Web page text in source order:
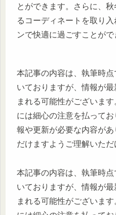
とができます。さらに、
るコーディネートを取り
ンで快適に過ごすことがで
本記事の内容は、執筆時
いておりますが、情報が
まれる可能性がございま
には細心の注意を払って
報や更新が必要な内容が
だけますようご理解いただ
本記事の内容は、執筆時
いておりますが、情報が
まれる可能性がございま